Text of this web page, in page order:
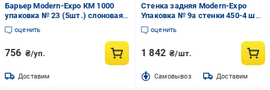
Барьер Modern-Expo КМ 1000
упаковка № 23 (5шт.) слоновая
кость
оценить
756 ₴/уп.
Доставим
Стенка задняя Modern-Expo
Упаковка № 9а стенки 450-4 шт.
(RAL 7016 ш.м) 7016 антрацит
оценить
1 842 ₴/шт.
Cамовывоз Доставим